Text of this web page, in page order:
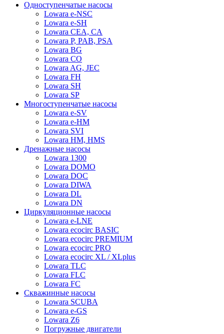
Одноступенчатые насосы
Lowara e-NSC
Lowara e-SH
Lowara CEA, CA
Lowara P, PAB, PSA
Lowara BG
Lowara CO
Lowara AG, JEC
Lowara FH
Lowara SH
Lowara SP
Многоступенчатые насосы
Lowara e-SV
Lowara e-HM
Lowara SVI
Lowara HM, HMS
Дренажные насосы
Lowara 1300
Lowara DOMO
Lowara DOC
Lowara DIWA
Lowara DL
Lowara DN
Циркуляционные насосы
Lowara e-LNE
Lowara ecocirc BASIC
Lowara ecocirc PREMIUM
Lowara ecocirc PRO
Lowara ecocirc XL / XLplus
Lowara TLC
Lowara FLC
Lowara FC
Скважинные насосы
Lowara SCUBA
Lowara e-GS
Lowara Z6
Погружные двигатели